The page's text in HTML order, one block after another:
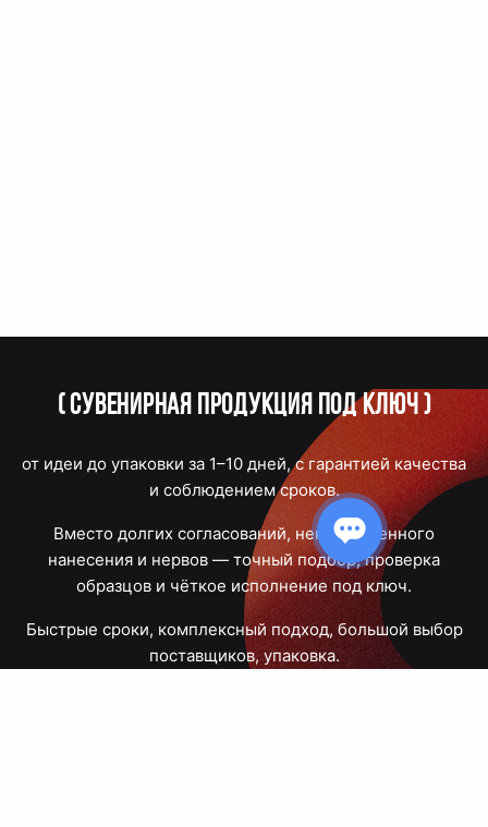
(Сувенирная продукция под ключ)
от идеи до упаковки за 1–10 дней, с гарантией качества
и соблюдением сроков.
Вместо долгих согласований, некачественного
нанесения и нервов — точный подбор, проверка
образцов и чёткое исполнение под ключ.
Быстрые сроки, комплексный подход, большой выбор
поставщиков, упаковка.